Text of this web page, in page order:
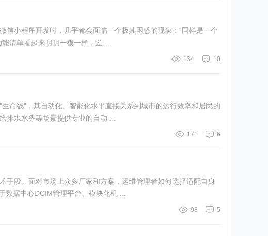
小程序开发时，几乎都会面临一个极其困惑的现象：“同样是一个
清单看起来明明一模一样，差 ...
10
134
命线"，其自动化、智能化水平直接关系到城市的运行效率和居民的
水水务等场景提供专业的自动 ...
6
171
手段。面对市场上众多厂家和方案，运维管理者如何选择适配自身
据中心DCIM管理平台、模块化机 ...
5
98